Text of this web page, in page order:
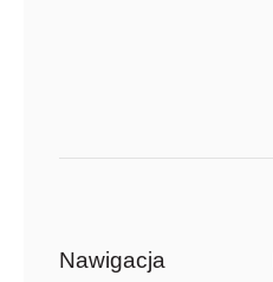
Nawigacja